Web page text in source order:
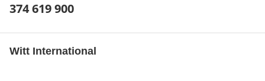
Telefonní číslo:
374 619 900
Witt International